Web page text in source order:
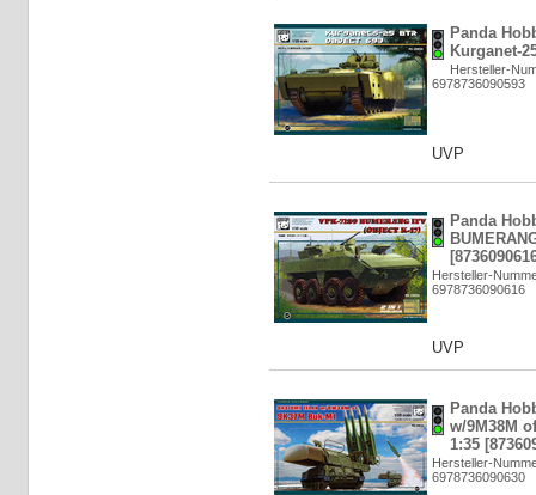
Panda
Kurganet-
Hersteller-
6978736090593
UVP
Panda
Hersteller-
6978736090616
UVP
Panda
w/9M38M
1:35
Hersteller-
6978736090630